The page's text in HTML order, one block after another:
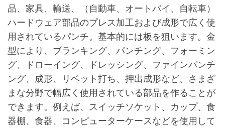
品、家具、輸送、（自動車、オートバイ、自転車）
ハードウェア部品のプレス加工および成形で広く使
用されているパンチ。基本的には板を狙います。金
型により、ブランキング、パンチング、フォーミン
グ、ドローイング、ドレッシング、ファインパンチ
ング、成形、リベット打ち、押出成形など、さまざ
まな分野で幅広く使用されている部品を作ることが
できます。例えば、スイッチソケット、カップ、食
器棚、食器、コンピューターケースなどを使用して